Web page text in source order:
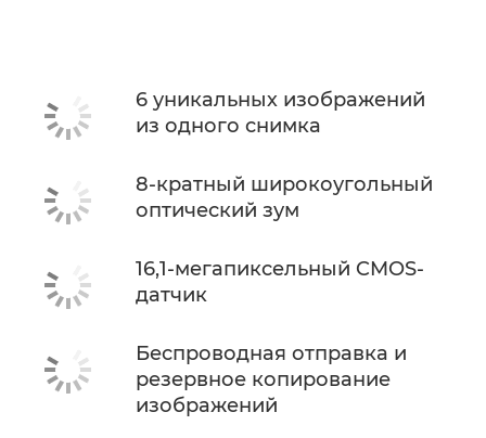
6 уникальных изображений
из одного снимка
8-кратный широкоугольный
оптический зум
16,1-мегапиксельный CMOS-
датчик
Беспроводная отправка и
резервное копирование
изображений